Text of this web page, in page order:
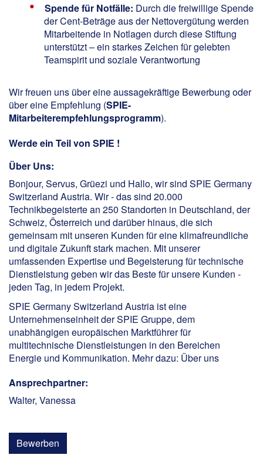
Spende für Notfälle: Durch die freiwillige Spende
der Cent-Beträge aus der Nettovergütung werden
Mitarbeitende in Notlagen durch diese Stiftung
unterstützt – ein starkes Zeichen für gelebten
Teamspirit und soziale Verantwortung
Wir freuen uns über eine aussagekräftige Bewerbung oder
über eine Empfehlung (SPIE-
Mitarbeiterempfehlungsprogramm).
Werde ein Teil von SPIE !
Über Uns:
Bonjour, Servus, Grüezi und Hallo, wir sind SPIE Germany
Switzerland Austria. Wir - das sind 20.000
Technikbegeisterte an 250 Standorten in Deutschland, der
Schweiz, Österreich und darüber hinaus, die sich
gemeinsam mit unseren Kunden für eine klimafreundliche
und digitale Zukunft stark machen. Mit unserer
umfassenden Expertise und Begeisterung für technische
Dienstleistung geben wir das Beste für unsere Kunden -
jeden Tag, in jedem Projekt.
SPIE Germany Switzerland Austria ist eine
Unternehmenseinheit der SPIE Gruppe, dem
unabhängigen europäischen Marktführer für
multitechnische Dienstleistungen in den Bereichen
Energie und Kommunikation. Mehr dazu: Über uns
Ansprechpartner:
Walter, Vanessa
Bewerben